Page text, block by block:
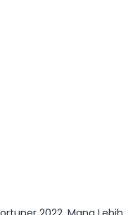
Mitsubishi Pajero Sport Vs Toyota Fortuner 2022, Mana Lebih Baik?